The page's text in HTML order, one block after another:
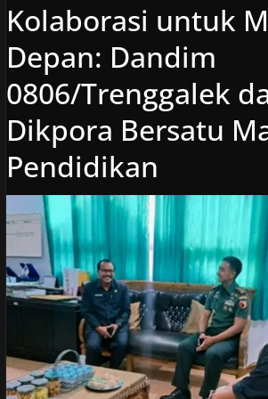
Kolaborasi untuk
Depan: Dandim
0806/Trenggalek
Dikpora Bersatu
Pendidikan